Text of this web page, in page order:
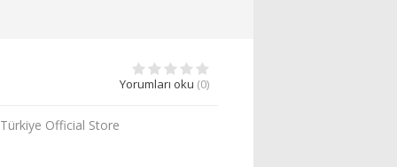
Yorumları oku (0)
Official Store